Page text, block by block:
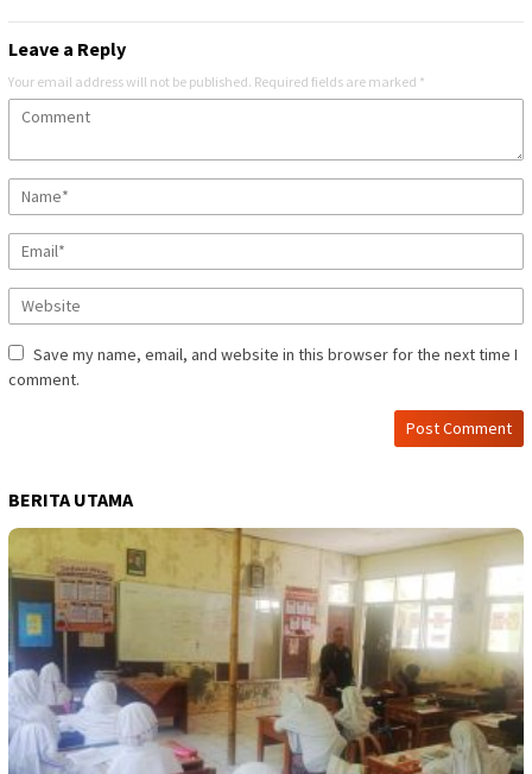
Leave a Reply
Your email address will not be published. Required fields are marked *
Save my name, email, and website in this browser for the next time I
comment.
BERITA UTAMA